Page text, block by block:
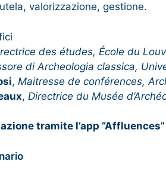
valorizzazione, gestione.
des études, École du
di Archeologia classica,
, Maitresse de conférences,
, Directrice du Musée
tramite l’app “Affluences”